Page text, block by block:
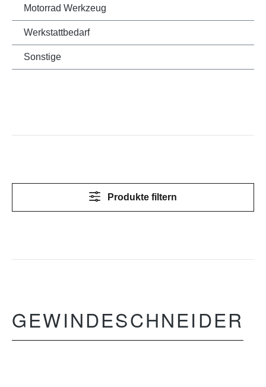
Motorrad Werkzeug
Werkstattbedarf
Sonstige
Produkte filtern
GEWINDESCHNEIDER